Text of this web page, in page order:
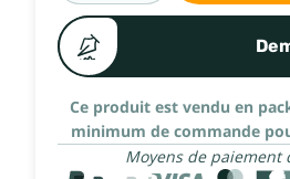
Ce produit est vendu en
minimum de commande
Moyens de paiement